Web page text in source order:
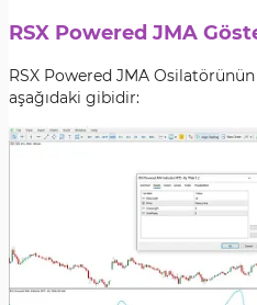
RSX Powered JMA
RSX Powered JMA
aşağıdaki gibidir: